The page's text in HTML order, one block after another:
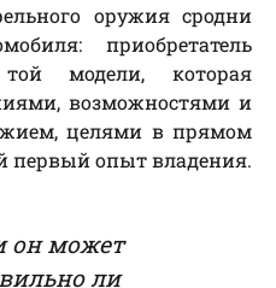
оружия сродни
приобретатель
модели, которая
возможностями и
целями в прямом
первый опыт владения.
он может
ли